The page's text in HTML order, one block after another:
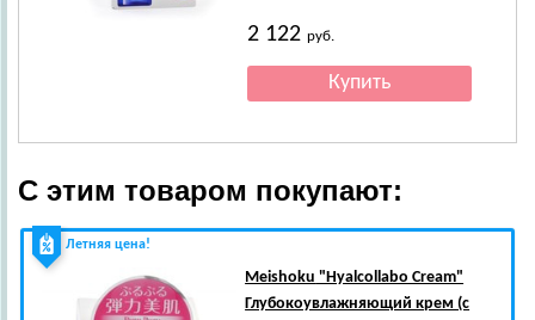
2 122 руб.
С этим товаром покупают:
Летняя цена!
Meishoku "Hyalcollabo Cream"
Глубокоувлажняющий крем (с